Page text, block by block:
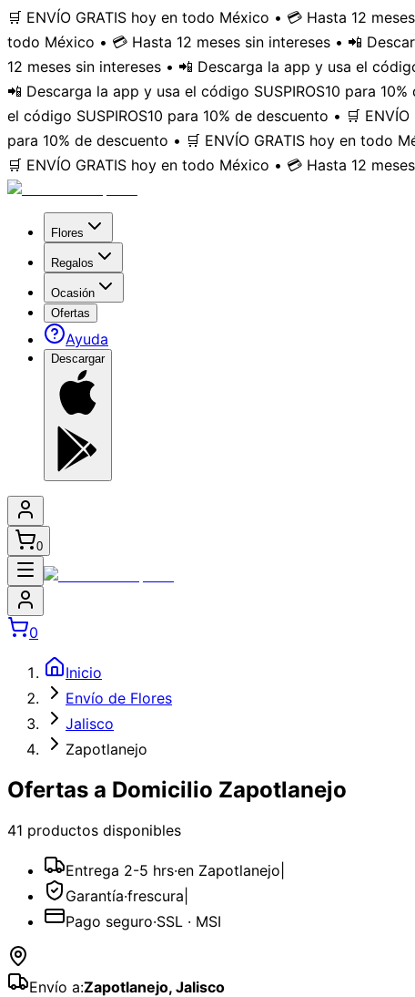
🛒 ENVÍO GRATIS hoy en todo México • 💳 Hasta 12
todo México • 💳 Hasta 12 meses sin intereses • 📲
12 meses sin intereses • 📲 Descarga la app y usa el
📲 Descarga la app y usa el código SUSPIROS10 para
el código SUSPIROS10 para 10% de descuento • 🛒
para 10% de descuento • 🛒 ENVÍO GRATIS hoy en todo
🛒 ENVÍO GRATIS hoy en todo México • 💳 Hasta 12
Flores
Regalos
Ocasión
Ofertas
Ayuda
Descargar
0
0
Inicio
Envío de Flores
Jalisco
Zapotlanejo
Ofertas a Domicilio Zapotlanejo
41 productos disponibles
Entrega 2-5 hrs·en Zapotlanejo
Garantía·frescura
Pago seguro·SSL · MSI
Envío a:Zapotlanejo, Jalisco